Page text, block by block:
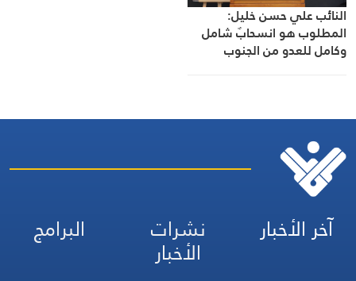
النائب علي حسن خليل:
المطلوب هو انسحابٌ شامل
وكامل للعدو من الجنوب
آخر الأخبار نشرات
الأخبار
البرامج